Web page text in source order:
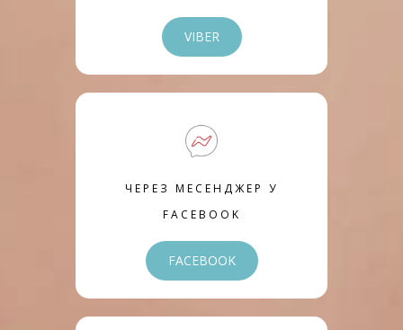
VIBER
ЧЕРЕЗ МЕСЕНДЖЕР У
FACEBOOK
FACEBOOK